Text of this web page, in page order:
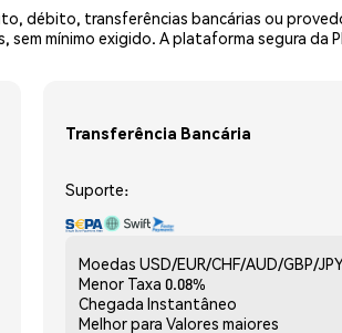
débito, transferências bancárias ou
mínimo exigido. A plataforma segura da
Transferência Bancária
Suporte:
Moedas USD/EUR/CHF/AUD/GBP/
Menor Taxa 0.08%
Chegada Instantâneo
Melhor para Valores maiores